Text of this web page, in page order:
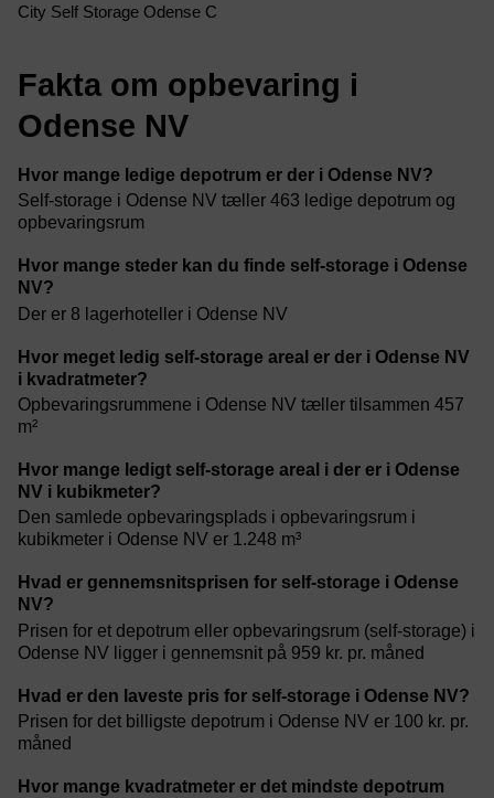
City Self Storage Odense C
Fakta om opbevaring i
Odense NV
Hvor mange ledige depotrum er der i Odense NV?
Self-storage i Odense NV tæller 463 ledige depotrum og
opbevaringsrum
Hvor mange steder kan du finde self-storage i Odense
NV?
Der er 8 lagerhoteller i Odense NV
Hvor meget ledig self-storage areal er der i Odense NV
i kvadratmeter?
Opbevaringsrummene i Odense NV tæller tilsammen 457
m²
Hvor mange ledigt self-storage areal i der er i Odense
NV i kubikmeter?
Den samlede opbevaringsplads i opbevaringsrum i
kubikmeter i Odense NV er 1.248 m³
Hvad er gennemsnitsprisen for self-storage i Odense
NV?
Prisen for et depotrum eller opbevaringsrum (self-storage) i
Odense NV ligger i gennemsnit på 959 kr. pr. måned
Hvad er den laveste pris for self-storage i Odense NV?
Prisen for det billigste depotrum i Odense NV er 100 kr. pr.
måned
Hvor mange kvadratmeter er det mindste depotrum